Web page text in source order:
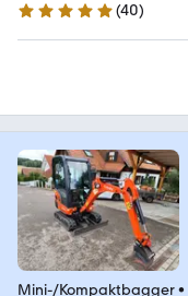
5 Sterne
(40)
Mini-/Kompaktbagger•